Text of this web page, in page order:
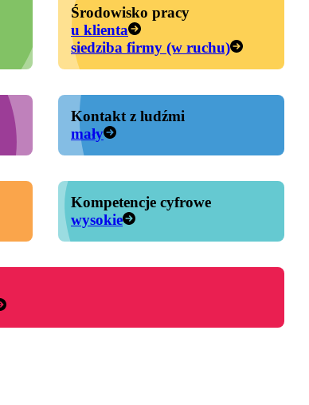
Środowisko pracy
u klienta
siedziba firmy (w ruchu)
Kontakt z ludźmi
mały
Kompetencje cyfrowe
wysokie